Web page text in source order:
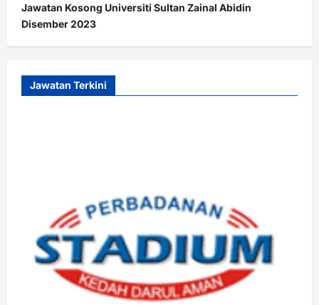
Jawatan Kosong Universiti Sultan Zainal Abidin
Disember 2023
Jawatan Terkini